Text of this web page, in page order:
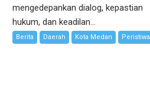
mengedepankan dialog, kepastian
hukum, dan keadilan...
Berita Daerah Kota Medan Peristiwa